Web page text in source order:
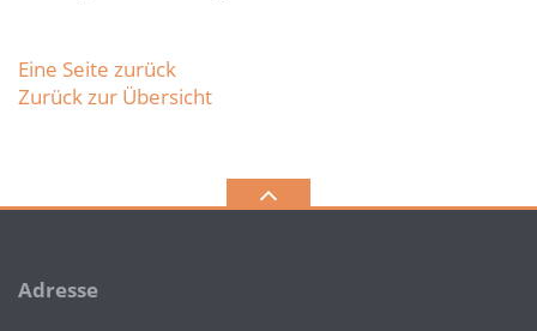
Eine Seite zurück
Zurück zur Übersicht
Adresse